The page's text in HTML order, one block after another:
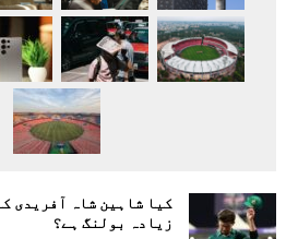
کیا شاہین شاہ آفریدی
زیادہ بولنگ ہے؟